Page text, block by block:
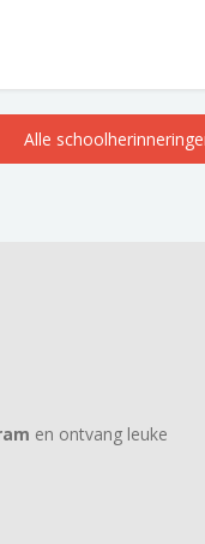
Alle
en ontvang leuke